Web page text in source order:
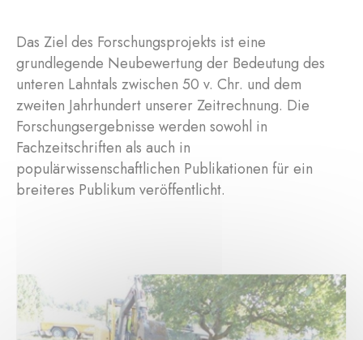
Das Ziel des Forschungsprojekts ist eine
grundlegende Neubewertung der Bedeutung des
unteren Lahntals zwischen 50 v. Chr. und dem
zweiten Jahrhundert unserer Zeitrechnung. Die
Forschungsergebnisse werden sowohl in
Fachzeitschriften als auch in
populärwissenschaftlichen Publikationen für ein
breiteres Publikum veröffentlicht.